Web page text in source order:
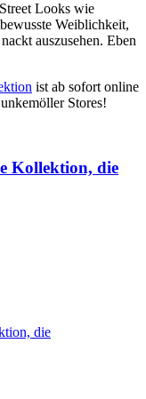
Looks wie
Weiblichkeit,
auszusehen. Eben
ist ab sofort online
Stores!
Kollektion, die